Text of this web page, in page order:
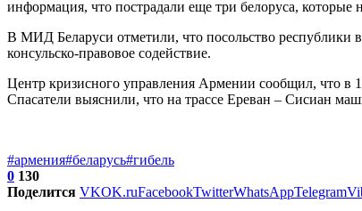
информация, что пострадали еще три белоруса,
В МИД Беларуси отметили, что посольство республики
консульско-правовое содействие.
Центр кризисного управления Армении сообщил, что в
Спасатели выяснили, что на трассе Ереван – Сисиан
#армения#беларусь#гибель
0 130
Поделится VKOK.ruFacebookTwitterWhatsAppTelegram